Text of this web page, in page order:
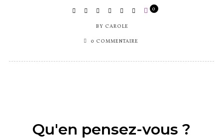
BY CAROLE
0
0 COMMENTAIRE
Qu'en pensez-vous ?